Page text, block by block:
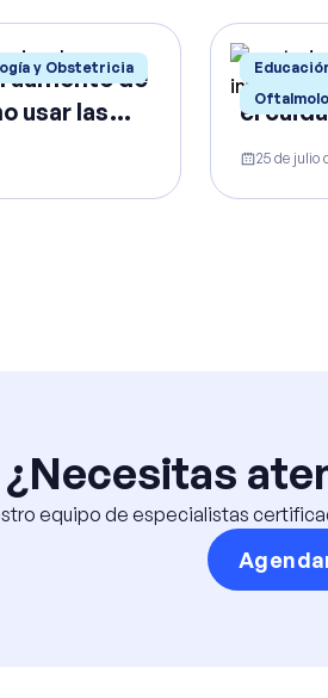
y Obstetricia
aumento de
usar las
el
25 de julio
¿Necesitas
equipo de especialistas